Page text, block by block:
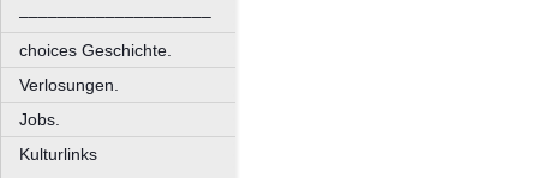
––––––––––––––––––––
choices Geschichte.
Verlosungen.
Jobs.
Kulturlinks